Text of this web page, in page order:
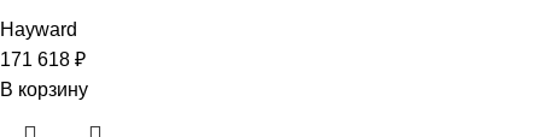
Hayward
171 618 ₽
В корзину